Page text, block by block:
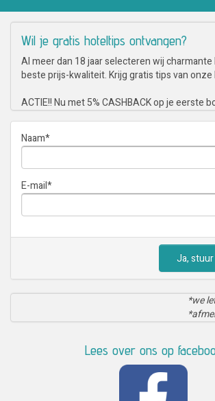
Wil je gratis hoteltips ontvangen?
Al meer dan 18 jaar selecteren wij
beste prijs-kwaliteit. Krijg gratis tips van
ACTIE!! Nu met 5% CASHBACK op je eerste
Naam*
E-mail*
Ja,
*we
Lees over ons op